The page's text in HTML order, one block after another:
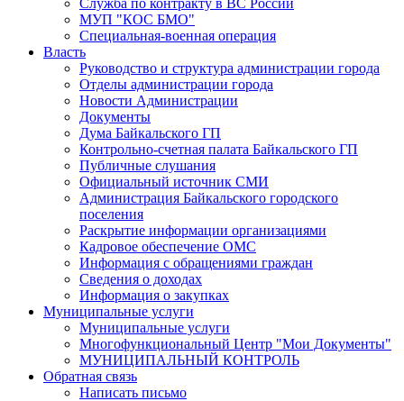
Служба по контракту в ВС России
МУП "КОС БМО"
Специальная-военная операция
Власть
Руководство и структура администрации города
Отделы администрации города
Новости Администрации
Документы
Дума Байкальского ГП
Контрольно-счетная палата Байкальского ГП
Публичные слушания
Официальный источник СМИ
Администрация Байкальского городского
поселения
Раскрытие информации организациями
Кадровое обеспечение ОМС
Информация с обращениями граждан
Сведения о доходах
Информация о закупках
Муниципальные услуги
Муниципальные услуги
Многофункциональный Центр "Мои Документы"
МУНИЦИПАЛЬНЫЙ КОНТРОЛЬ
Обратная связь
Написать письмо